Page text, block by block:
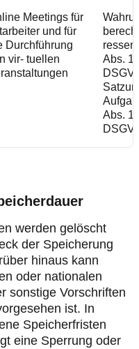
Meetings für
und für
Durchführung
vir- tuellen
ressen
Abs. 1
Abs. 1
werden gelöscht
der Speicherung
hinaus kann
oder nationalen
sonstige Vorschriften
ist. In
Speicherfristen
eine Sperrung oder